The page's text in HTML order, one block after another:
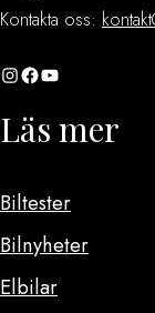
Kontakta oss:
InstagramFacebook YouTube
Läs mer
Biltester
Bilnyheter
Elbilar